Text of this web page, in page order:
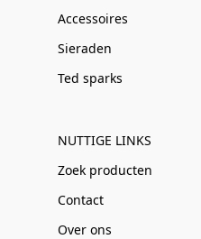
Accessoires
Sieraden
Ted sparks
NUTTIGE LINKS
Zoek producten
Contact
Over ons